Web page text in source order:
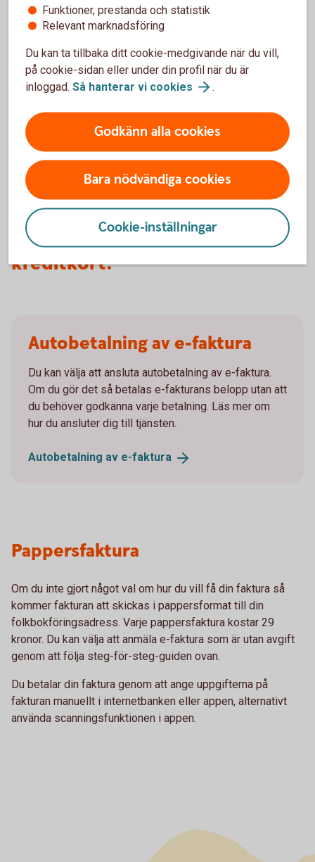
När du har en obetald e-faktura visas informationen
Logga in och skaffae-faktura
e-faktura - merinformation
Det äralltidsammaOCR-
nummervid inbetalning till ditt
kreditkort.
Autobetalning av e-faktura
Du kan välja att ansluta autobetalning av e-faktura.
Om du gör det så betalas e-fakturans belopp utan att
du behöver godkänna varje betalning. Läs mer om
hur du ansluter dig till tjänsten.
Autobetalning av e-faktura
Pappersfaktura
Om du inte gjort något val om hur du vill få din faktura så
kommer fakturan att skickas i pappersformat till din
folkbokföringsadress. Varje pappersfaktura kostar 29
kronor. Du kan välja att anmäla e-faktura som är utan avgift
genom att följa steg-för-steg-guiden ovan.
Du betalar din faktura genom att ange uppgifterna på
fakturan manuellt i internetbanken eller appen, alternativt
använda scanningsfunktionen i appen.
Funktioner, prestanda och statistik
Relevant marknadsföring
Du kan ta tillbaka ditt cookie-medgivande när du vill,
på cookie-sidan eller under din profil när du är
inloggad. Så hanterar vi cookies .
Godkänn alla cookies
Bara nödvändiga cookies
Cookie-inställningar